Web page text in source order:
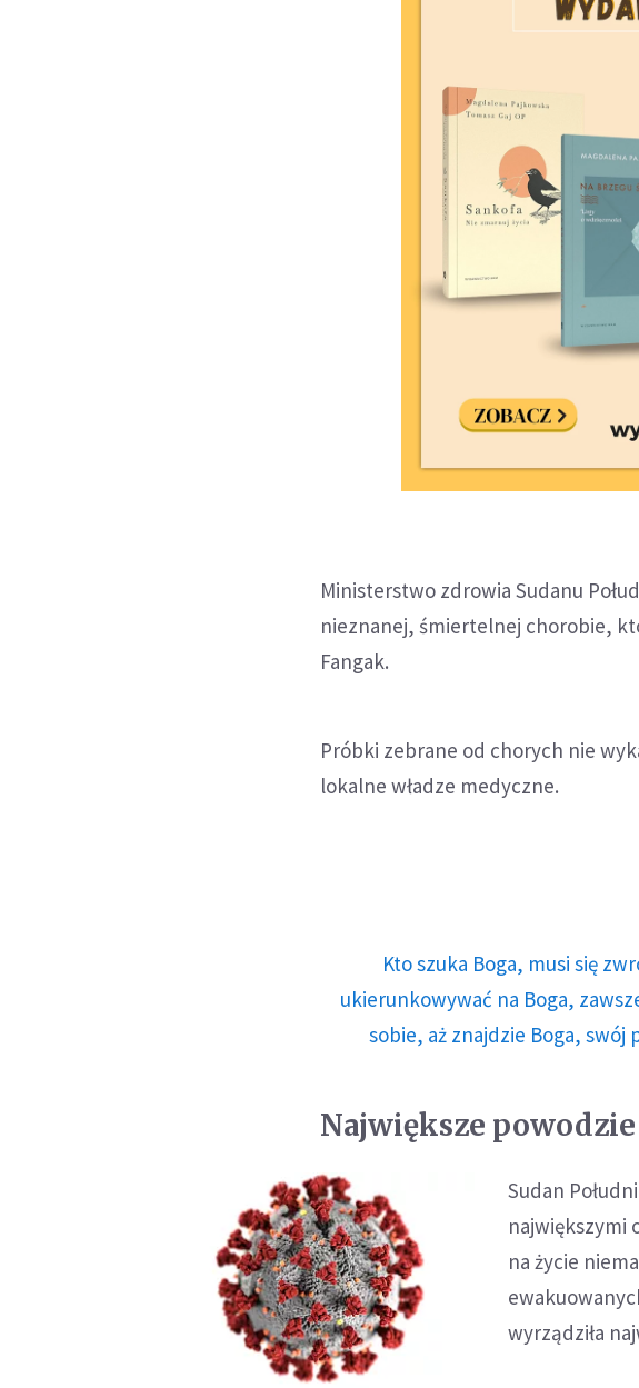
Ministerstwo zdrowia Sudanu
nieznanej, śmiertelnej chorobie,
Fangak.
Próbki zebrane od chorych nie
lokalne władze medyczne.
Kto szuka Boga, musi się
ukierunkowywać na Boga,
sobie, aż znajdzie Boga,
Największe
Sudan
największymi
na życie
wyrządziła